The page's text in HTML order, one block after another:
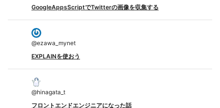
GoogleAppsScriptでTwitterの画像を収集する
@ezawa_mynet
EXPLAINを使おう
@hinagata_t
フロントエンドエンジニアになった話